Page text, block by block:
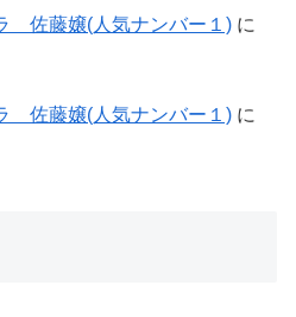
佐藤嬢(人気ナンバー１) に
佐藤嬢(人気ナンバー１) に